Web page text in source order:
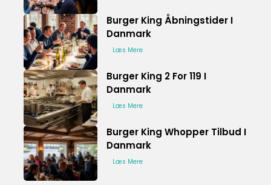
Burger King Åbningstider I
Danmark
Læs Mere
Burger King 2 For 119 I
Danmark
Læs Mere
Burger King Whopper Tilbud I
Danmark
Læs Mere